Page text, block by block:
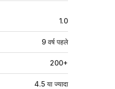
1.0
9 वर्ष पहले
200+
4.5 या ज्यादा